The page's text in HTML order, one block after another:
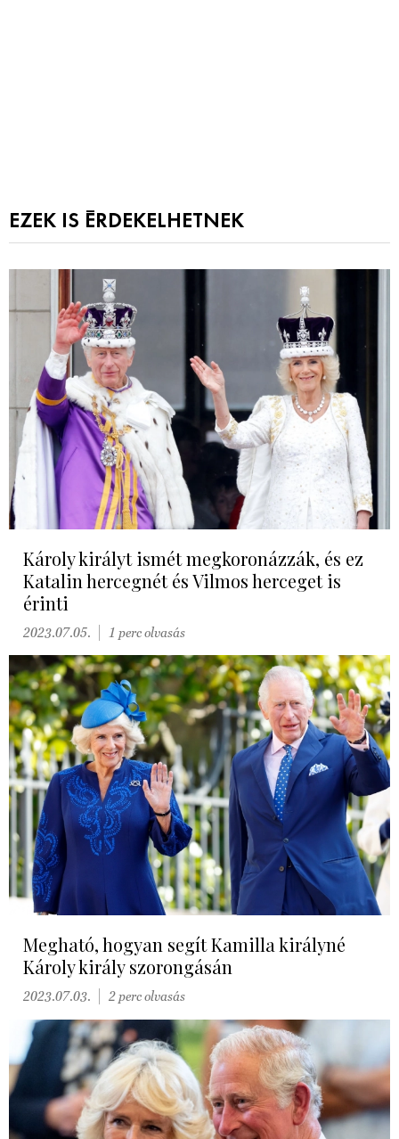
EZEK IS ÉRDEKELHETNEK
Károly királyt ismét megkoronázzák, és ez
Katalin hercegnét és Vilmos herceget is
érinti
2023.07.05. 1 perc olvasás
Megható, hogyan segít Kamilla királyné
Károly király szorongásán
2023.07.03. 2 perc olvasás